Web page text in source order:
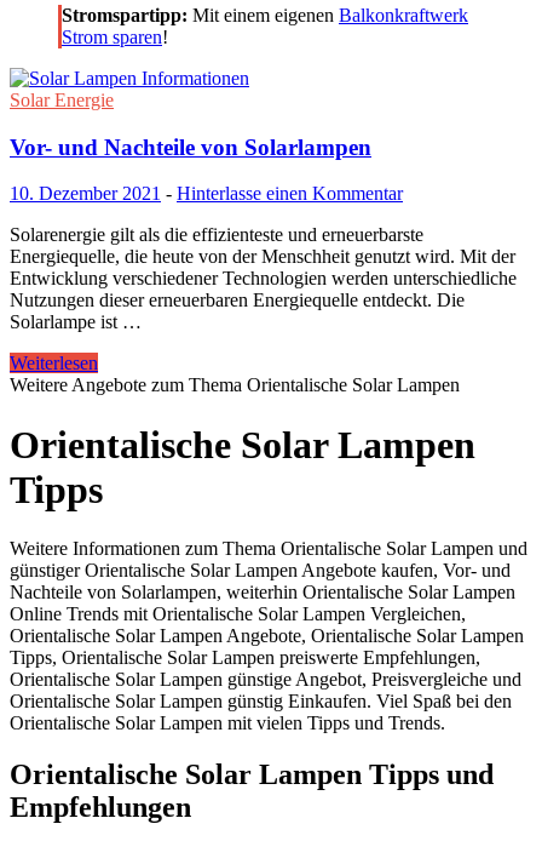
Stromspartipp: Mit einem eigenen Balkonkraftwerk
Strom sparen!
Solar Energie
Vor- und Nachteile von Solarlampen
10. Dezember 2021 - Hinterlasse einen Kommentar
Solarenergie gilt als die effizienteste und erneuerbarste
Energiequelle, die heute von der Menschheit genutzt wird. Mit der
Entwicklung verschiedener Technologien werden unterschiedliche
Nutzungen dieser erneuerbaren Energiequelle entdeckt. Die
Solarlampe ist …
Weiterlesen
Weitere Angebote zum Thema Orientalische Solar Lampen
Orientalische Solar Lampen
Tipps
Weitere Informationen zum Thema Orientalische Solar Lampen und
günstiger Orientalische Solar Lampen Angebote kaufen, Vor- und
Nachteile von Solarlampen, weiterhin Orientalische Solar Lampen
Online Trends mit Orientalische Solar Lampen Vergleichen,
Orientalische Solar Lampen Angebote, Orientalische Solar Lampen
Tipps, Orientalische Solar Lampen preiswerte Empfehlungen,
Orientalische Solar Lampen günstige Angebot, Preisvergleiche und
Orientalische Solar Lampen günstig Einkaufen. Viel Spaß bei den
Orientalische Solar Lampen mit vielen Tipps und Trends.
Orientalische Solar Lampen Tipps und
Empfehlungen